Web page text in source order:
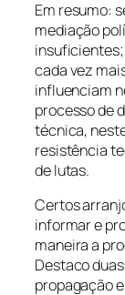
Em resumo:
mediação
cada vez
influenciam
processo de
técnica,
resistência
de lutas.
Certos
informar e
maneira a
Destaco
propagação